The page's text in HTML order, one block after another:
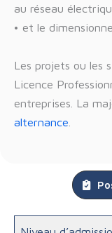
au réseau
• et le
Les projets ou les
Licence
entreprises. La
alternance